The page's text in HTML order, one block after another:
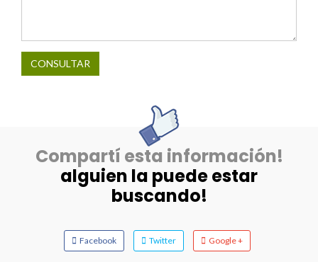
CONSULTAR
Compartí esta información!
alguien la puede estar
buscando!
Facebook Twitter Google +